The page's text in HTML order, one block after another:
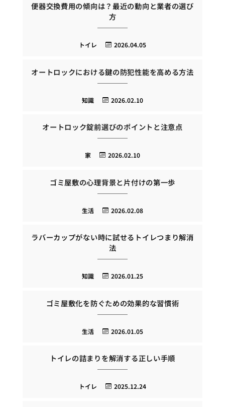
便器交換費用の傾向は？最近の動向と業者の選び
方
2026.04.05
トイレ
オートロックにおける鍵の防犯性能を高める方法
2026.02.10
知識
オートロック錠前選びのポイントと注意点
2026.02.10
家
ゴミ屋敷の心理背景と片付けの第一歩
2026.02.08
生活
ラバーカップがない時に試せるトイレつまり解消
法
2026.01.25
知識
ゴミ屋敷化を防ぐための効果的な習慣術
2026.01.05
生活
トイレの詰まりを解消する正しい手順
2025.12.24
トイレ